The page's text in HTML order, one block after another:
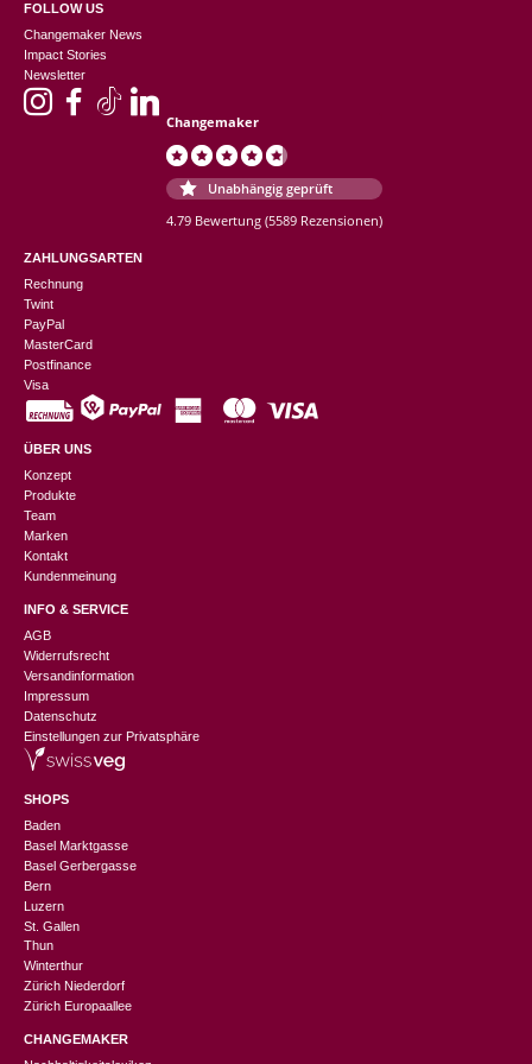
FOLLOW US
Changemaker News
Impact Stories
Newsletter
Changemaker
Unabhängig geprüft
4.79 Bewertung (5589 Rezensionen)
ZAHLUNGSARTEN
Rechnung
Twint
PayPal
MasterCard
Postfinance
Visa
ÜBER UNS
Konzept
Produkte
Team
Marken
Kontakt
Kundenmeinung
INFO & SERVICE
AGB
Widerrufsrecht
Versandinformation
Impressum
Datenschutz
Einstellungen zur Privatsphäre
SHOPS
Baden
Basel Marktgasse
Basel Gerbergasse
Bern
Luzern
St. Gallen
Thun
Winterthur
Zürich Niederdorf
Zürich Europaallee
CHANGEMAKER